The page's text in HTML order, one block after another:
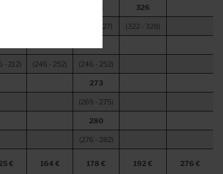
225 326
227) (322 - 328)
- 212) (246 - 252) (246 - 252)
273
(269 - 275)
280
(276 - 282)
€ 164 € 178 € 192 € 276 €